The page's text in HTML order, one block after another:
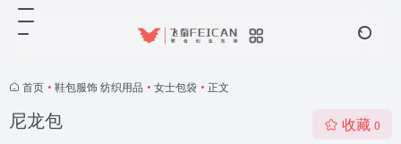
首页 • 鞋包服饰 纺织用品 • 女士包袋 • 正文
尼龙包 收藏 0